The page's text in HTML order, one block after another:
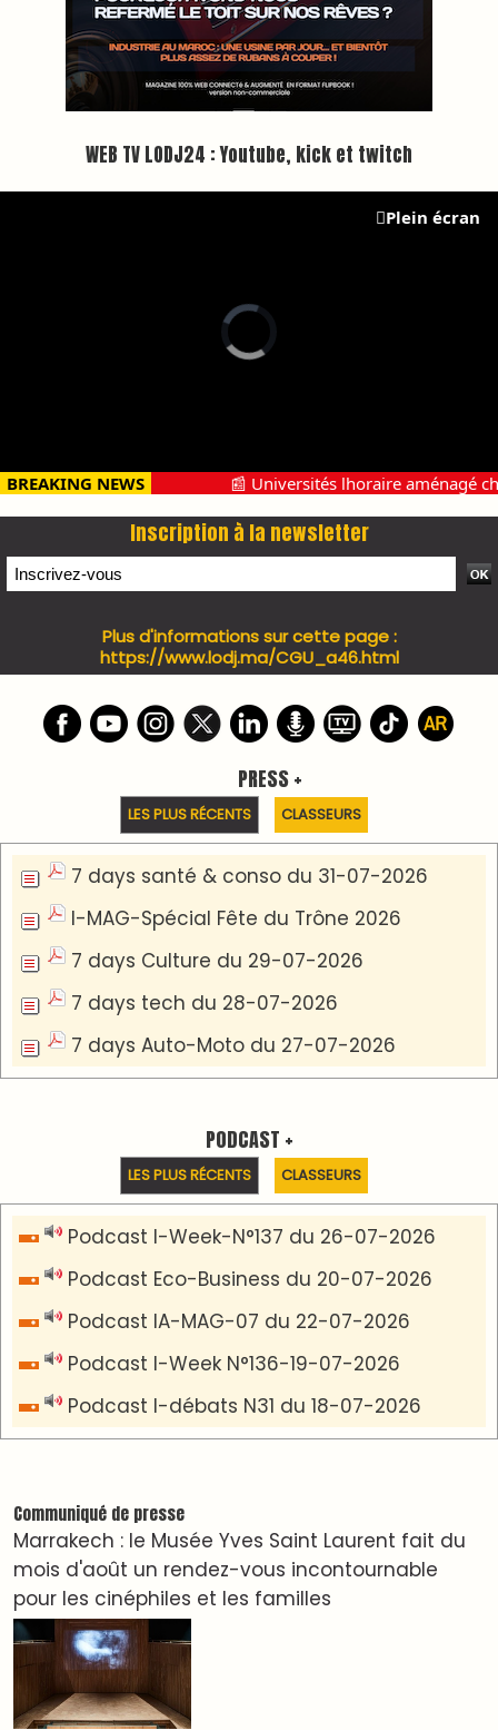
Inscription à la newsletter
https://www.lodj.ma/CGU_a46.html
LES PLUS RÉCENTS
7 days Auto-Moto du 27-07-2026
PODCAST +
LES PLUS RÉCENTS CLASSEURS
Podcast I-Week-N°137 du 26-07-2026
Podcast Eco-Business du 20-07-2026
Podcast IA-MAG-07 du 22-07-2026
Podcast I-Week N°136-19-07-2026
Podcast I-débats N31 du 18-07-2026
Communiqué de presse
Marrakech : le Musée Yves Saint Laurent fait du
mois d'août un rendez-vous incontournable
LES PLUS RÉCENTS CLASSEURS
دِيمَا المَغرِب Clip
Clip : 🎵Allez, allez ! Ramenez-nous cette
🎵Bulldozer Blues
Clip : 🎵 LE BLUES DE L'IA
🎵 Ormuzera bien, qui ormuzera le dernier
Reportages
Nizar Baraka préside à Marrakech une rencontre